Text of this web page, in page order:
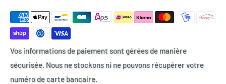
Vos informations de paiement sont gérées de manière
sécurisée. Nous ne stockons ni ne pouvons récupérer votre
numéro de carte bancaire.